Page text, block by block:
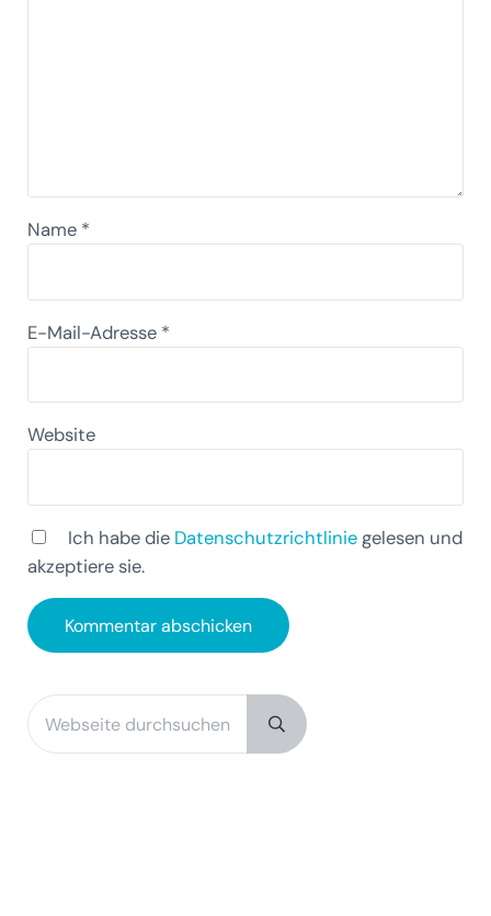
Name *
E-Mail-Adresse *
Website
Ich habe die Datenschutzrichtliniegelesen und
akzeptiere sie.
Sidebar
Webseite durchsuchen
Submit search